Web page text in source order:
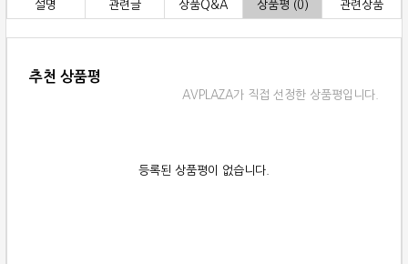
설명 관련글 상품Q&A 상품평 (0) 관련상품
추천 상품평
AVPLAZA가 직접 선정한 상품평입니다.
등록된 상품평이 없습니다.